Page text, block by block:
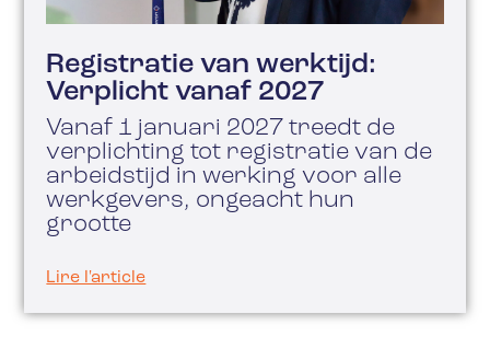
Registratie van werktijd:
Verplicht vanaf 2027
Vanaf 1 januari 2027 treedt de
verplichting tot registratie van de
arbeidstijd in werking voor alle
werkgevers, ongeacht hun
grootte
Lire l'article